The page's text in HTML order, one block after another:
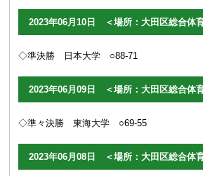
2023年06月10日 ＜場所：大田区総合体
◇準決勝 日本大学 ○88-71
2023年06月09日 ＜場所：大田区総合体
◇準々決勝 東海大学 ○69-55
2023年06月08日 ＜場所：大田区総合体